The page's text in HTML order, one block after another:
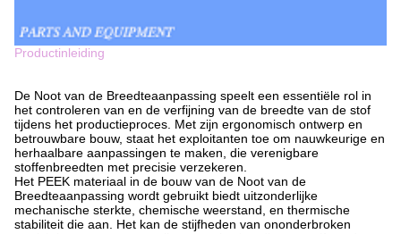
Productinleiding
De Noot van de Breedteaanpassing speelt een essentiële rol in
het controleren van en de verfijning van de breedte van de stof
tijdens het productieproces. Met zijn ergonomisch ontwerp en
betrouwbare bouw, staat het exploitanten toe om nauwkeurige en
herhaalbare aanpassingen te maken, die verenigbare
stoffenbreedten met precisie verzekeren.
Het PEEK materiaal in de bouw van de Noot van de
Breedteaanpassing wordt gebruikt biedt uitzonderlijke
mechanische sterkte, chemische weerstand, en thermische
stabiliteit die aan. Het kan de stijfheden van ononderbroken